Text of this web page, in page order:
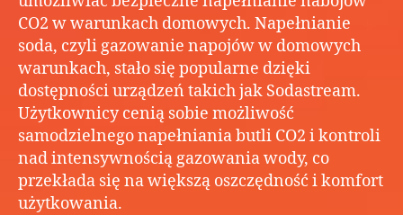
CO2 w warunkach domowych. Napełnianie
soda, czyli gazowanie napojów w domowych
warunkach, stało się popularne dzięki
dostępności urządzeń takich jak Sodastream.
Użytkownicy cenią sobie możliwość
samodzielnego napełniania butli CO2 i kontroli
nad intensywnością gazowania wody, co
przekłada się na większą oszczędność i komfort
użytkowania.